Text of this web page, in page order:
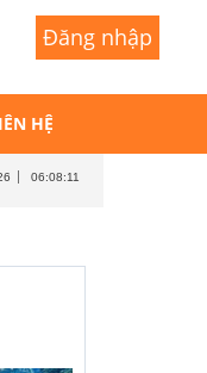
Đăng nhập
Đăng nhập
HỆ
- Kon Tum - Buôn Mê
06:08:13